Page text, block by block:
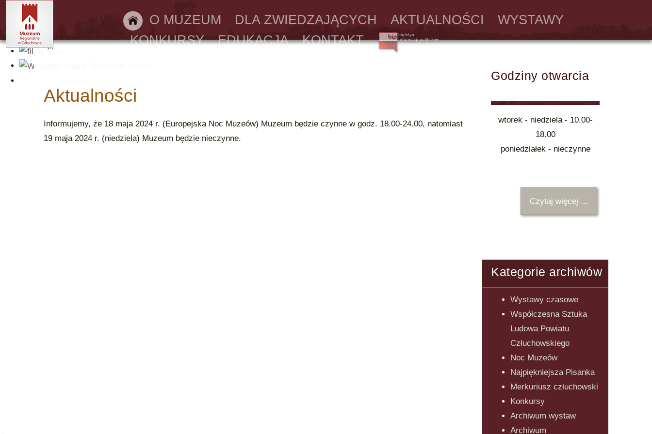
O MUZEUM DLA ZWIEDZAJĄCYCH AKTUALNOŚCI
WYSTAWY
KONKURSY
EDUKACJA KONTAKT
Godziny otwarcia
wtorek - niedziela - 10.00-
18.00
poniedziałek - nieczynne
Czytaj więcej ...
Kategorie archiwów
Wystawy czasowe
Współczesna Sztuka
Ludowa Powiatu
Człuchowskiego
Noc Muzeów
Najpiękniejsza Pisanka
Merkuriusz człuchowski
Konkursy
Archiwum wystaw
Archiwum
Aktualności
Informujemy, że 18 maja 2024 r. (Europejska Noc Muzeów) Muzeum będzie czynne w godz. 18.00-24.00, natomiast
19 maja 2024 r. (niedziela) Muzeum będzie nieczynne.
filmy